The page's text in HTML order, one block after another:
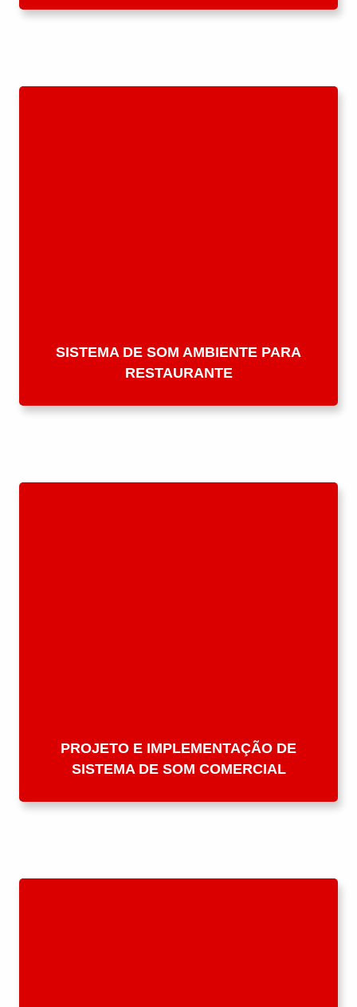
SISTEMA DE SOM AMBIENTE PARA
RESTAURANTE
PROJETO E IMPLEMENTAÇÃO DE
SISTEMA DE SOM COMERCIAL